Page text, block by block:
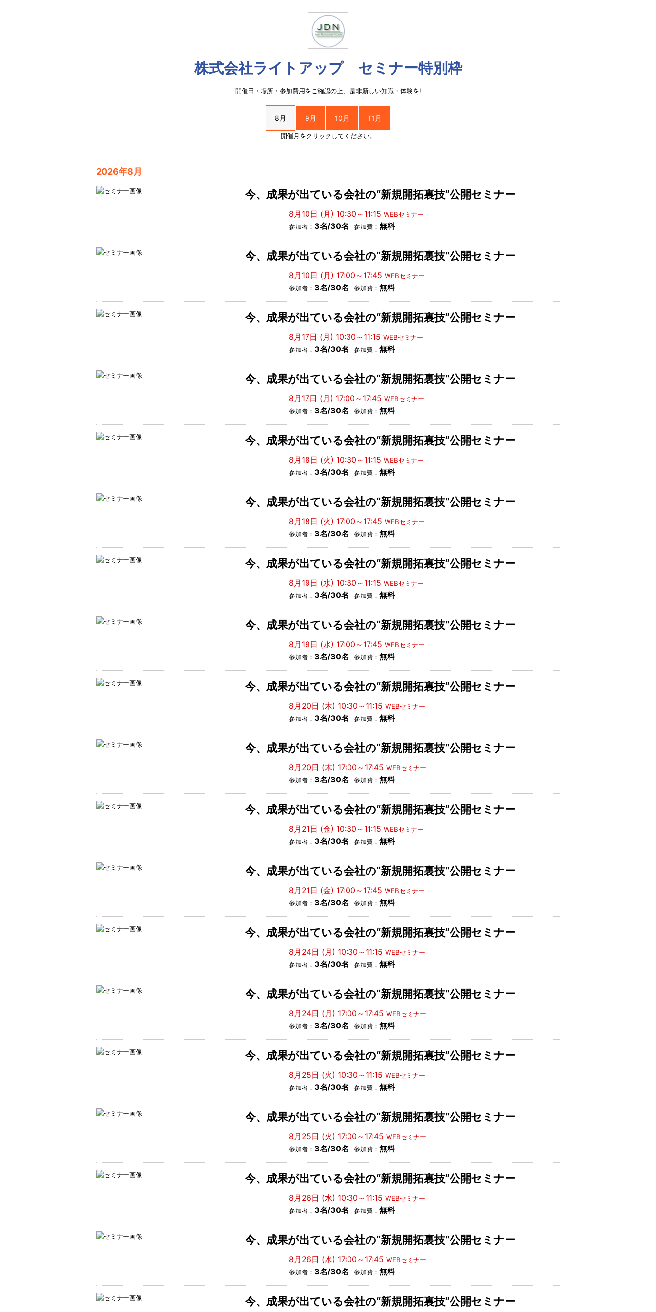
株式会社ライトアップ セミナー特別枠
開催日・場所・参加費用をご確認の上、是非新しい知識・体験を!
8月 9月 10月 11月
開催月をクリックしてください。
2026年8月
今、成果が出ている会社の“新規開拓裏技”公開セミナー
8月10日 (月) 10:30～11:15 WEBセミナー
参加者： 3名/30名 参加費： 無料
今、成果が出ている会社の“新規開拓裏技”公開セミナー
8月10日 (月) 17:00～17:45 WEBセミナー
参加者： 3名/30名 参加費： 無料
今、成果が出ている会社の“新規開拓裏技”公開セミナー
8月17日 (月) 10:30～11:15 WEBセミナー
参加者： 3名/30名 参加費： 無料
今、成果が出ている会社の“新規開拓裏技”公開セミナー
8月17日 (月) 17:00～17:45 WEBセミナー
参加者： 3名/30名 参加費： 無料
今、成果が出ている会社の“新規開拓裏技”公開セミナー
8月18日 (火) 10:30～11:15 WEBセミナー
参加者： 3名/30名 参加費： 無料
今、成果が出ている会社の“新規開拓裏技”公開セミナー
8月18日 (火) 17:00～17:45 WEBセミナー
参加者： 3名/30名 参加費： 無料
今、成果が出ている会社の“新規開拓裏技”公開セミナー
8月19日 (水) 10:30～11:15 WEBセミナー
参加者： 3名/30名 参加費： 無料
今、成果が出ている会社の“新規開拓裏技”公開セミナー
8月19日 (水) 17:00～17:45 WEBセミナー
参加者： 3名/30名 参加費： 無料
今、成果が出ている会社の“新規開拓裏技”公開セミナー
8月20日 (木) 10:30～11:15 WEBセミナー
参加者： 3名/30名 参加費： 無料
今、成果が出ている会社の“新規開拓裏技”公開セミナー
8月20日 (木) 17:00～17:45 WEBセミナー
参加者： 3名/30名 参加費： 無料
今、成果が出ている会社の“新規開拓裏技”公開セミナー
8月21日 (金) 10:30～11:15 WEBセミナー
参加者： 3名/30名 参加費： 無料
今、成果が出ている会社の“新規開拓裏技”公開セミナー
8月21日 (金) 17:00～17:45 WEBセミナー
参加者： 3名/30名 参加費： 無料
今、成果が出ている会社の“新規開拓裏技”公開セミナー
8月24日 (月) 10:30～11:15 WEBセミナー
参加者： 3名/30名 参加費： 無料
今、成果が出ている会社の“新規開拓裏技”公開セミナー
8月24日 (月) 17:00～17:45 WEBセミナー
参加者： 3名/30名 参加費： 無料
今、成果が出ている会社の“新規開拓裏技”公開セミナー
8月25日 (火) 10:30～11:15 WEBセミナー
参加者： 3名/30名 参加費： 無料
今、成果が出ている会社の“新規開拓裏技”公開セミナー
8月25日 (火) 17:00～17:45 WEBセミナー
参加者： 3名/30名 参加費： 無料
今、成果が出ている会社の“新規開拓裏技”公開セミナー
8月26日 (水) 10:30～11:15 WEBセミナー
参加者： 3名/30名 参加費： 無料
今、成果が出ている会社の“新規開拓裏技”公開セミナー
8月26日 (水) 17:00～17:45 WEBセミナー
参加者： 3名/30名 参加費： 無料
今、成果が出ている会社の“新規開拓裏技”公開セミナー